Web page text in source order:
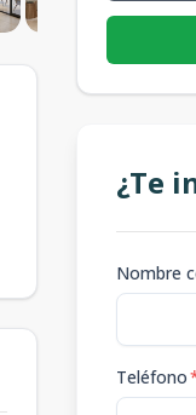
¿Te
Nombre
Teléfono